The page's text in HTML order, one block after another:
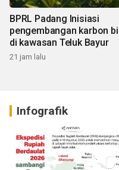
BPRL Padang Inisiasi
pengembangan karbon
di kawasan Teluk Bayur
21 jam lalu
Infografik